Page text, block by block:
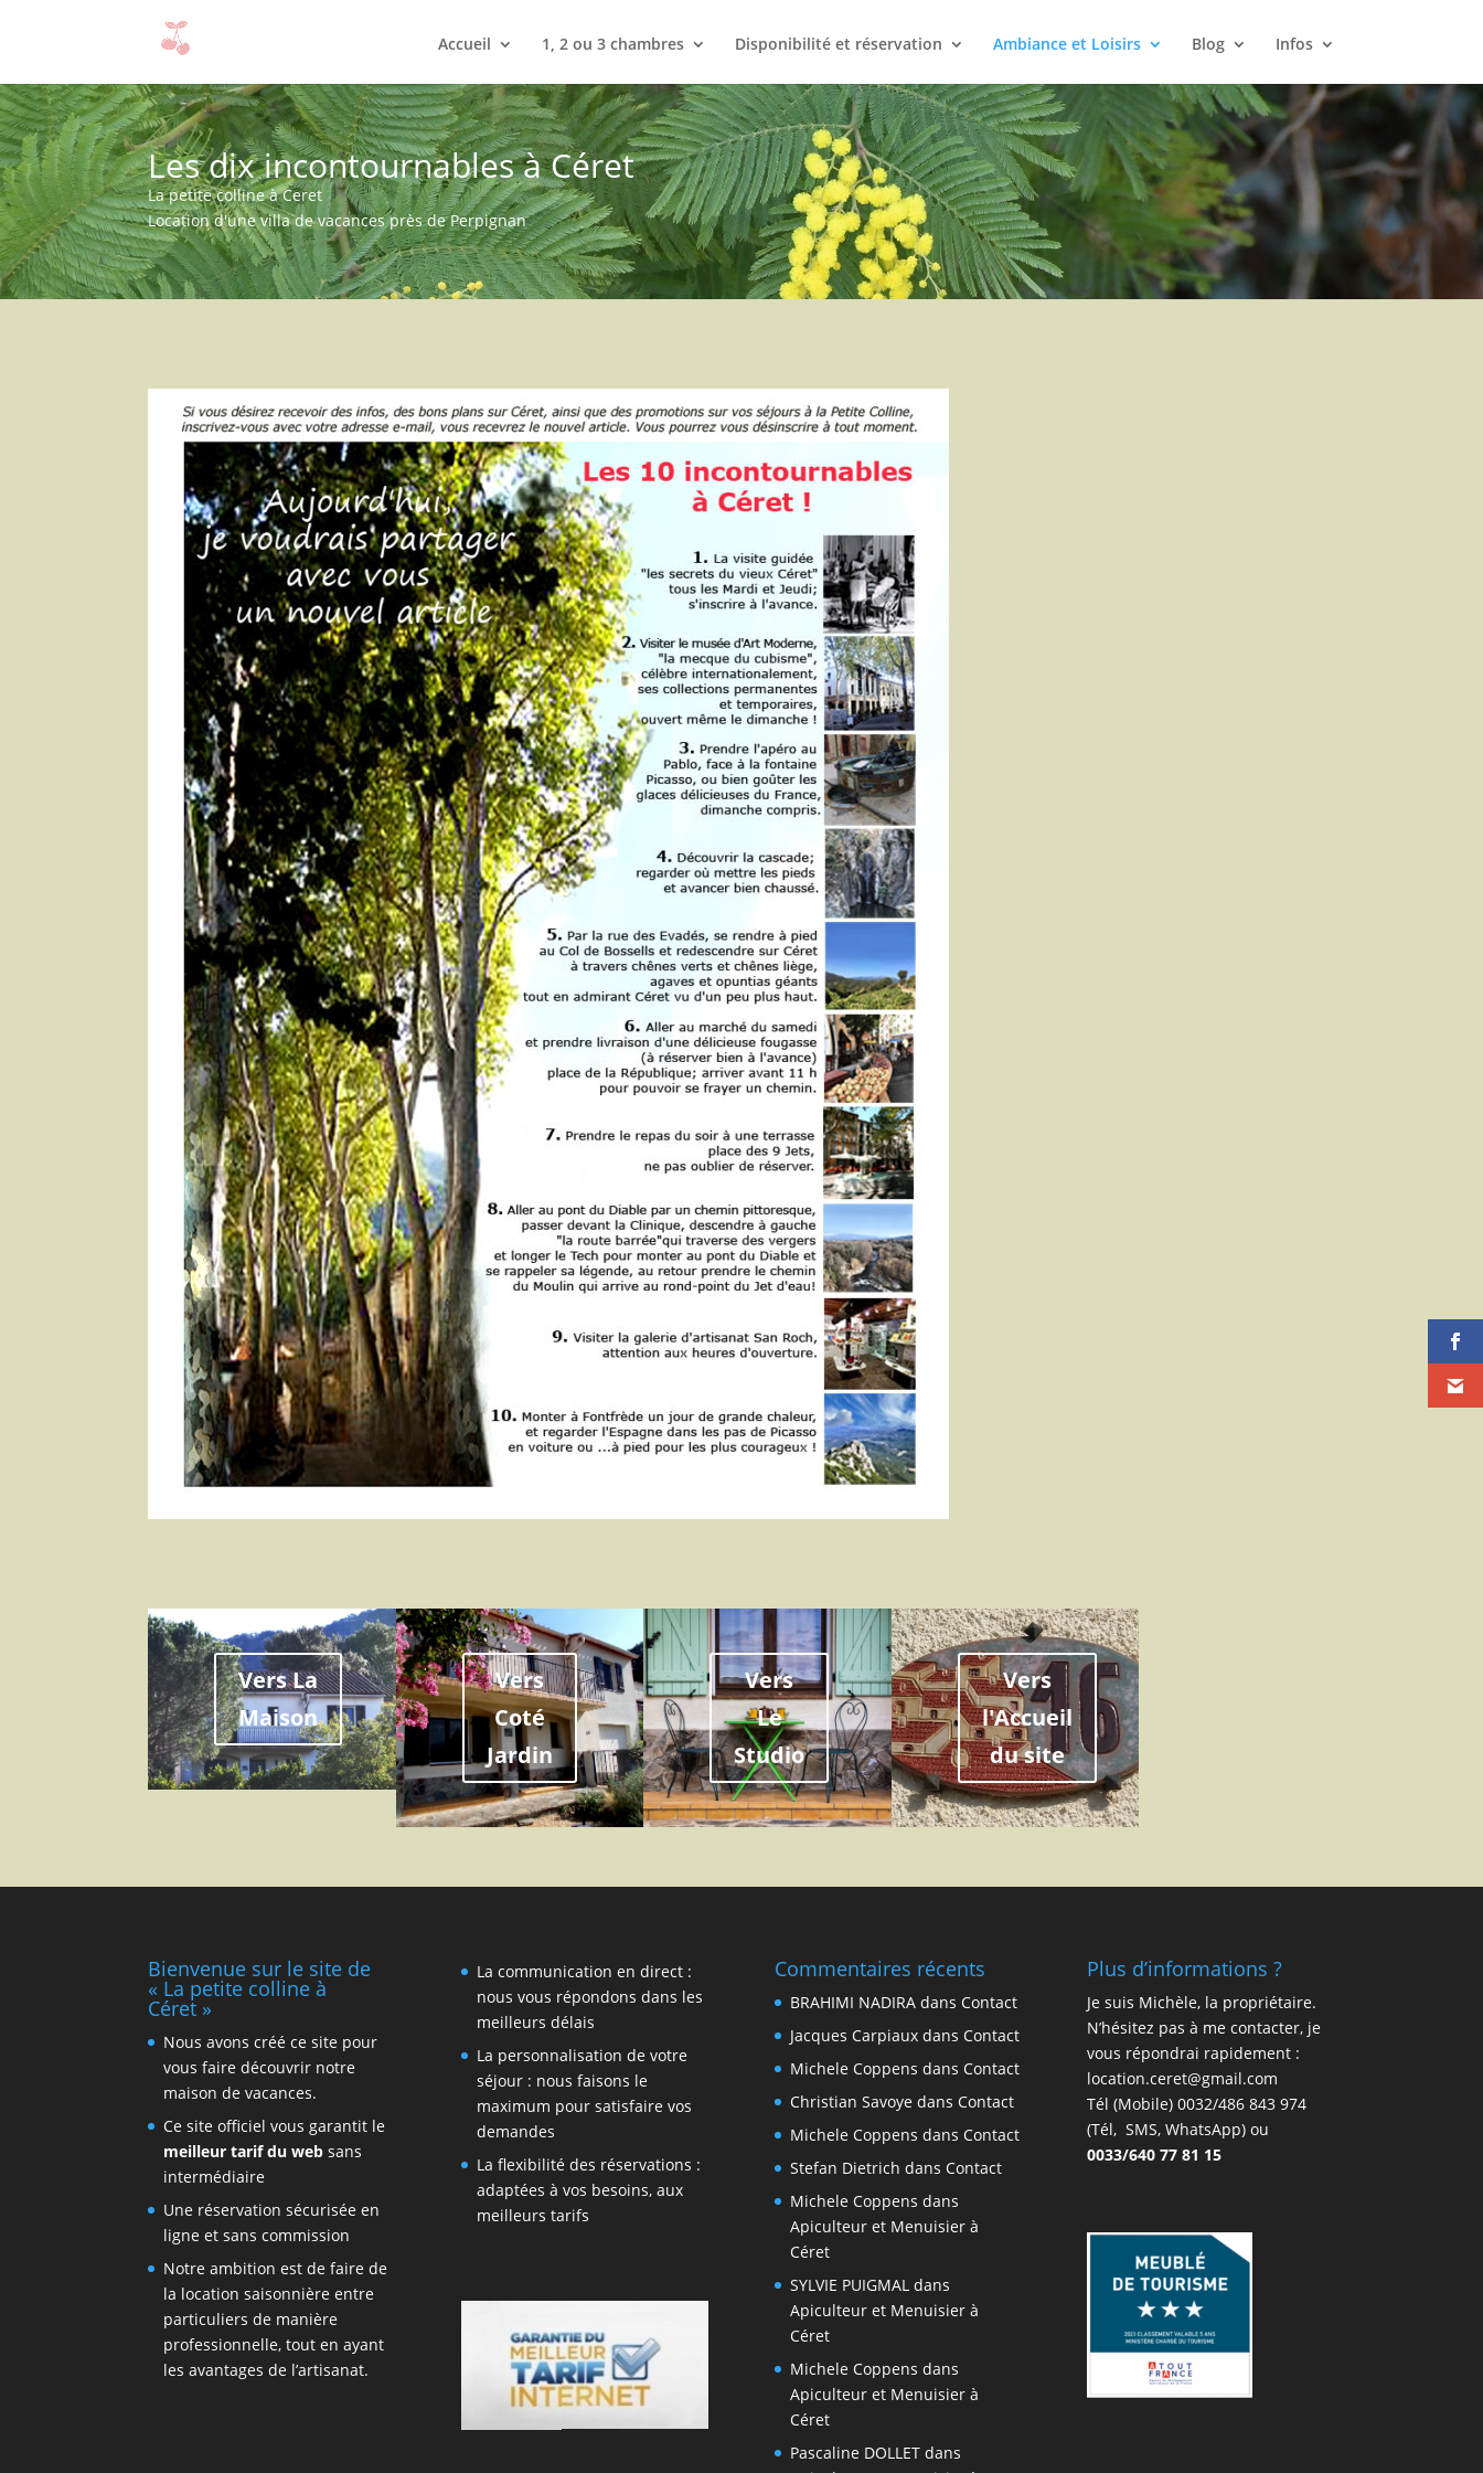
Accueil 1, 2 ou 3 chambres Disponibilité et réservation Ambiance et Loisirs Blog Infos
Les dix incontournables à Céret
La petite colline à Ceret
Location d'une villa de vacances près de Perpignan
Vers La
Maison
Vers
Coté
Jardin
Vers
Le
Studio
Vers
l'Accueil
du site
Bienvenue sur le site de
« La petite colline à
Céret »
Nous avons créé ce site pour
vous faire découvrir notre
maison de vacances.
Ce site officiel vous garantit le
meilleur tarif du web sans
intermédiaire
Une réservation sécurisée en
ligne et sans commission
Notre ambition est de faire de
la location saisonnière entre
particuliers de manière
professionnelle, tout en ayant
les avantages de l’artisanat.
La communication en direct :
nous vous répondons dans les
meilleurs délais
La personnalisation de votre
séjour : nous faisons le
maximum pour satisfaire vos
demandes
La flexibilité des réservations :
adaptées à vos besoins, aux
meilleurs tarifs
Commentaires récents
BRAHIMI NADIRAdans Contact
Jacques Carpiauxdans Contact
Michele Coppens dans Contact
Christian Savoyedans Contact
Michele Coppens dans Contact
Stefan Dietrich dans Contact
Michele Coppens dans
Apiculteur et Menuisier à
Céret
SYLVIE PUIGMAL dans
Apiculteur et Menuisier à
Céret
Michele Coppens dans
Apiculteur et Menuisier à
Céret
Pascaline DOLLETdans
Plus d’informations ?
Je suis Michèle, la propriétaire.
N’hésitez pas à me contacter, je
vous répondrai rapidement :
location.ceret@gmail.com
Tél (Mobile)0032/486 843 974
(Tél, SMS, WhatsApp) ou
0033/640 77 81 15